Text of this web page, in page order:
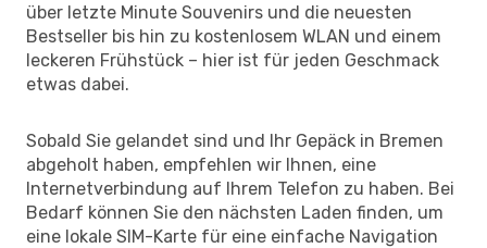
über letzte Minute Souvenirs und die neuesten
Bestseller bis hin zu kostenlosem WLAN und einem
leckeren Frühstück – hier ist für jeden Geschmack
etwas dabei.
Sobald Sie gelandet sind und Ihr Gepäck in Bremen
abgeholt haben, empfehlen wir Ihnen, eine
Internetverbindung auf Ihrem Telefon zu haben. Bei
Bedarf können Sie den nächsten Laden finden, um
eine lokale SIM-Karte für eine einfache Navigation